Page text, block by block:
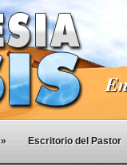
» Escritorio del Pastor